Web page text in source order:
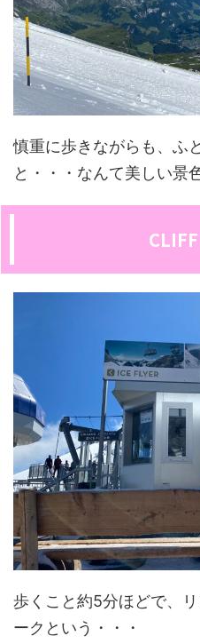
慎重に歩きながらも、ふ
と・・・なんて美しい景
歩くこと約5分ほどで、
ークという・・・